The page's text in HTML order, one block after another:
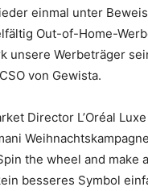
einmal unter
Out-of-Home-
unsere Werbeträger
von Gewista.
Director L’Oréal
the wheel and make
besseres Symbol